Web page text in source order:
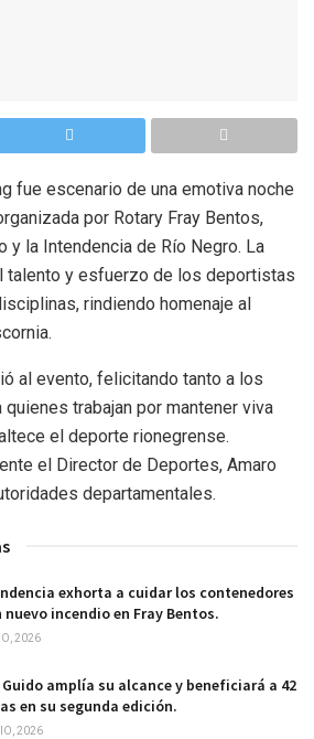
fue escenario de una emotiva noche
por Rotary Fray Bentos,
y la Intendencia de Río Negro. La
talento y esfuerzo de los deportistas
rindiendo homenaje al
al evento, felicitando tanto a los
trabajan por mantener viva
el deporte rionegrense.
el Director de Deportes, Amaro
departamentales.
exhorta a cuidar los contenedores
nuevo incendio en Fray Bentos.
2026
Guido amplía su alcance y beneficiará a 42
en su segunda edición.
2026